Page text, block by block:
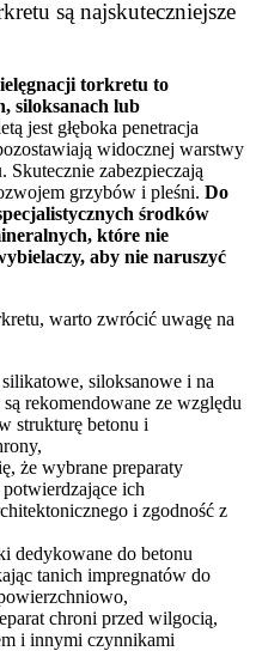
są najskuteczniejsze
torkretu to
siloksanach lub
jest głęboka penetracja
widocznej warstwy
zabezpieczają
grzybów i pleśni. Do
środków
które nie
aby nie naruszyć
warto zwrócić uwagę na
siloksanowe i na
rekomendowane ze względu
strukturę betonu i
że wybrane preparaty
ich
i zgodność z
dedykowane do betonu
tanich impregnatów do
chroni przed wilgocią,
i innymi czynnikami